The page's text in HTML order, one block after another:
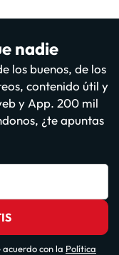
nadie
los buenos, de los
contenido útil y
y App. 200 mil
¿te apuntas
con la Política